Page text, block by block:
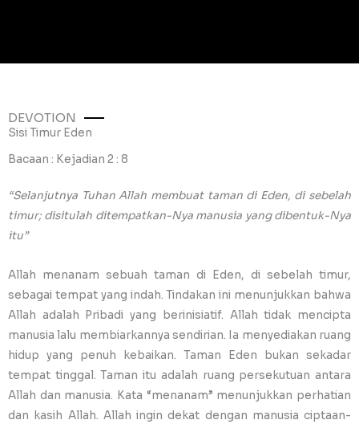
DEVOTION
Sisi Timur Eden
Bacaan : Kejadian 2 : 8
“Selanjutnya Tuhan Allah membuat taman di Eden, di sebelah
timur; disitulah ditempatkan-Nya manusia yang dibentuk-Nya
itu”
Allah menanam sebuah taman di Eden, di sebelah timur,
sebagai tempat yang indah. Tindakan ini menunjukkan bahwa
Allah adalah Pribadi yang berinisiatif. Allah tidak mencipta
manusia lalu membiarkannya sendirian. Ia menyediakan ruang
hidup yang penuh kebaikan. Taman Eden bukan sekadar
tempat tinggal. Taman itu adalah ruang persekutuan antara
Allah dan manusia. Kata “menanam” menunjukkan perhatian
dan kasih Allah. Allah ingin dekat dengan manusia ciptaan-